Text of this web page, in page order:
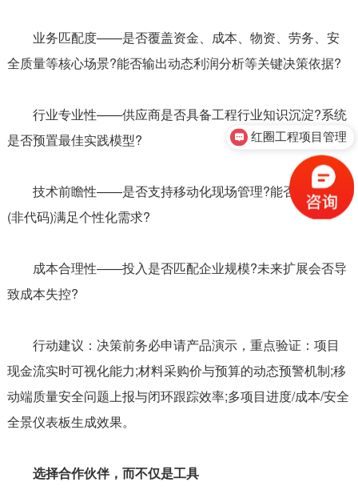
业务匹配度——是否覆盖资金、成本、物资、劳务、安
全质量等核心场景?能否输出动态利润分析等关键决策依据?
行业专业性——供应商是否具备工程行业知识沉淀?系统
是否预置最佳实践模型?
技术前瞻性——是否支持移动化现场管理?能否通过配置
(非代码)满足个性化需求?
成本合理性——投入是否匹配企业规模?未来扩展会否导
致成本失控?
行动建议：决策前务必申请产品演示，重点验证：项目
现金流实时可视化能力;材料采购价与预算的动态预警机制;移
动端质量安全问题上报与闭环跟踪效率;多项目进度/成本/安全
全景仪表板生成效果。
选择合作伙伴，而不仅是工具
红圈工程项目管理